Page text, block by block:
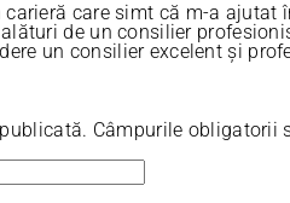
carieră care simt că m-a
de un consilier
un consilier excelent și
Câmpurile obligatorii